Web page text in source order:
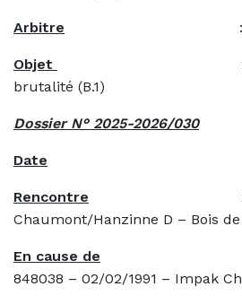
Arbitre : Vanrykel
Objet
: Faute de
brutalité (B.1)
Dossier N° 2025-2026/030
Date : 07/11/
Rencontre :
Chaumont/Hanzinne D – Bois
En cause de : Scieur
848038 – 02/02/1991 – Impak